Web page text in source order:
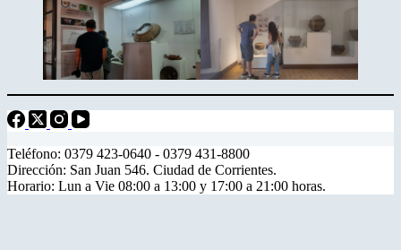
Teléfono: 0379 423-0640 - 0379 431-8800
Dirección: San Juan 546. Ciudad de Corrientes.
Horario: Lun a Vie 08:00 a 13:00 y 17:00 a 21:00 horas.